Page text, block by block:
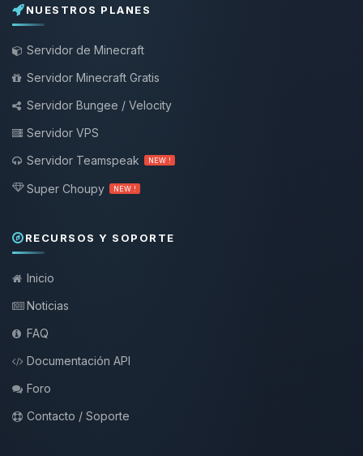
NUESTROS PLANES
Servidor de Minecraft
Servidor Minecraft Gratis
Servidor Bungee / Velocity
Servidor VPS
Servidor Teamspeak
NEW !
Super Choupy NEW !
RECURSOS Y SOPORTE
Inicio
Noticias
FAQ
Documentación API
Foro
Contacto / Soporte